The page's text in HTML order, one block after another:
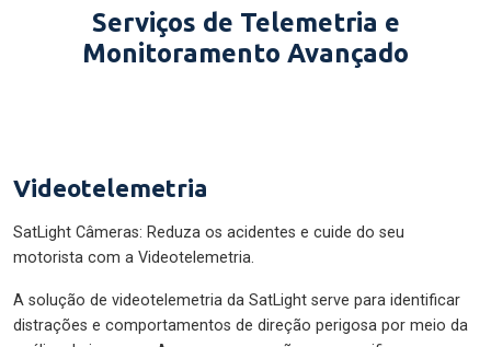
Serviços de Telemetria e
Monitoramento Avançado
Videotelemetria
SatLight Câmeras: Reduza os acidentes e cuide do seu
motorista com a Videotelemetria.
A solução de videotelemetria da SatLight serve para identificar
distrações e comportamentos de direção perigosa por meio da